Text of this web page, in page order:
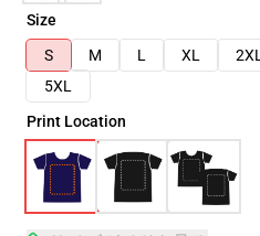
Size
S
M L XL 2XL
5XL
Print Location